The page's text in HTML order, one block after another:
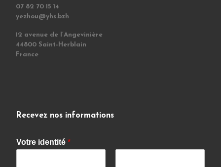
07 82 70 15 14
yezhou@yhs.bzh
12 avenue de l’Angevinière
44800 Saint-Herblain
France
Recevez nos informations
Votre identité *